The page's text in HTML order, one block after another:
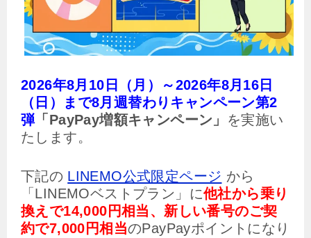
2026年8月10日（月）～2026年8月16日
（日）まで8月週替わりキャンペーン第2
弾「PayPay増額キャンペーン」 を実施い
たします。
下記の LINEMO公式限定ページ から
「LINEMOベストプラン」に他社から乗り
換えで14,000円相当、新しい番号のご契
約で7,000円相当のPayPayポイントになり